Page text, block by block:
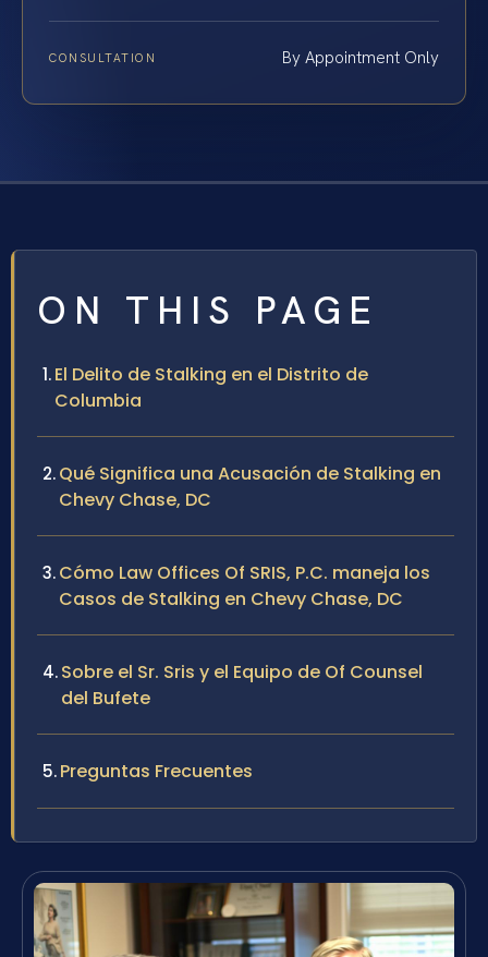
CONSULTATION By Appointment Only
ON THIS PAGE
El Delito de Stalking en el Distrito de
Columbia
Qué Significa una Acusación de Stalking en
Chevy Chase, DC
Cómo Law Offices Of SRIS, P.C. maneja los
Casos de Stalking en Chevy Chase, DC
Sobre el Sr. Sris y el Equipo de Of Counsel
del Bufete
Preguntas Frecuentes